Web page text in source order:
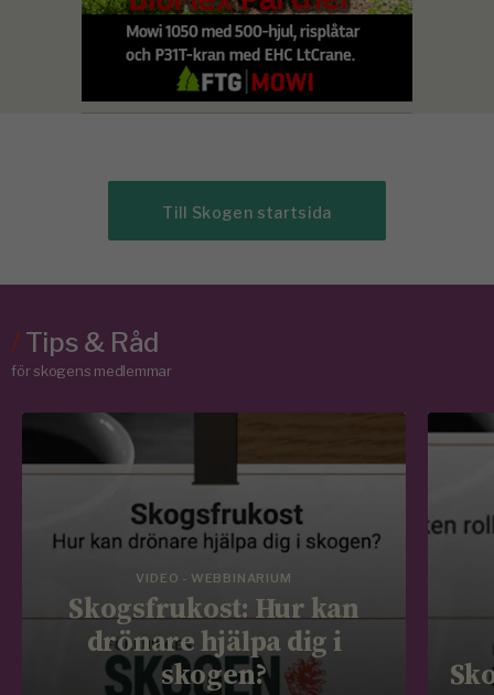
Till Skogen startsida
/Tips & Råd
för skogens medlemmar
VIDEO - WEBBINARIUM
Skogsfrukost: Hur kan
drönare hjälpa dig i
skogen?